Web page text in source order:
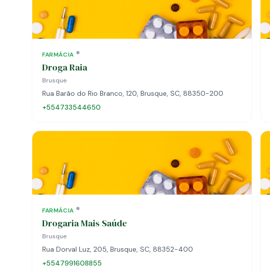
FARMÁCIA
Droga Raia
Brusque
Rua Barão do Rio Branco, 120, Brusque, SC, 88350-200
+554733544650
FARMÁCIA
Drogaria Mais Saúde
Brusque
Rua Dorval Luz, 205, Brusque, SC, 88352-400
+5547991608855